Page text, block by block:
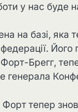
у нас буде
на базі, яка
Брегг,
генерала
тепер